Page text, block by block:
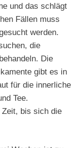
und das schlägt
Fällen muss
werden.
die
Die
gibt es in
für die innerliche
Tee.
bis sich die